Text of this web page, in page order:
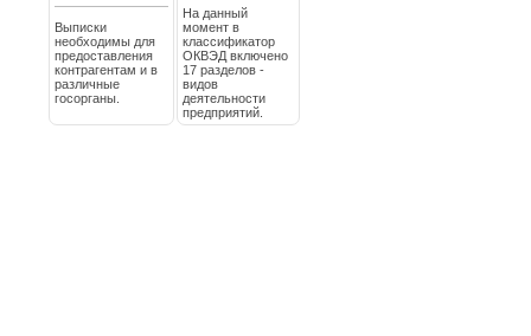
Выписки
необходимы для
предоставления
контрагентам и в
различные
госорганы.
На данный
момент в
классификатор
ОКВЭД включено
17 разделов -
видов
деятельности
предприятий.